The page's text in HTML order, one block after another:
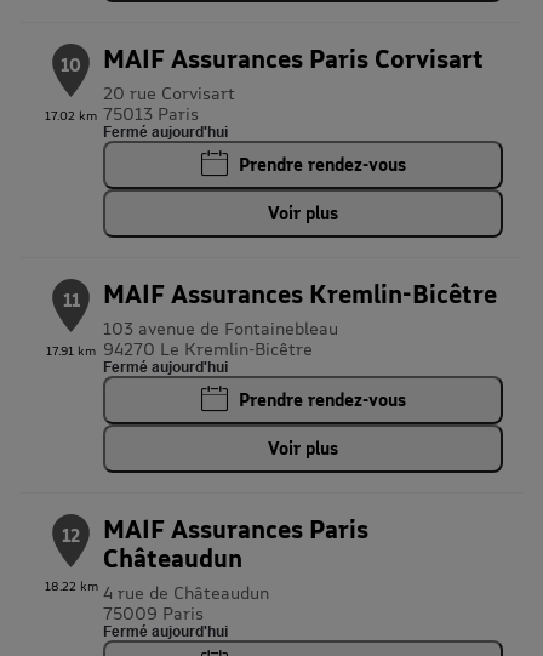
10
17.02 km
MAIF Assurances Paris Corvisart
20 rue Corvisart
75013 Paris
Fermé aujourd'hui
Prendre rendez-vous
Voir plus
11
17.91 km
MAIF Assurances Kremlin-Bicêtre
103 avenue de Fontainebleau
94270 Le Kremlin-Bicêtre
Fermé aujourd'hui
Prendre rendez-vous
Voir plus
12
18.22 km
MAIF Assurances Paris
Châteaudun
4 rue de Châteaudun
75009 Paris
Fermé aujourd'hui